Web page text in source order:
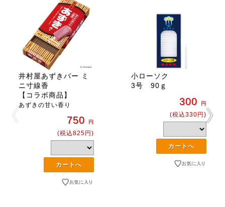
井村屋あずきバー ミ
ニ寸線香
【コラボ商品】
あずきの甘い香り
750 円
(税込825円)
小ローソク
3号 90ｇ
300 円
(税込330円)